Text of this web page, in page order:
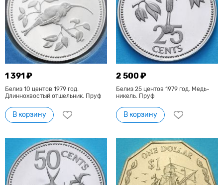
1 391 ₽
Белиз 10 центов 1979 год.
Длиннохвостый отшельник. Пруф
В корзину
2 500 ₽
Белиз 25 центов 1979 год. Медь-
никель. Пруф
В корзину